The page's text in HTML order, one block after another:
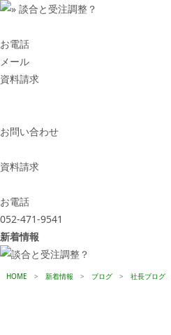
お電話
メール
資料請求
お問い合わせ
資料請求
お電話
052-471-9541
新着情報
HOME > 新着情報 > ブログ> 社長ブログ